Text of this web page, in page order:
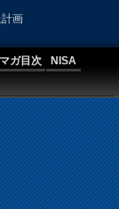
画
ガ目次
NISA